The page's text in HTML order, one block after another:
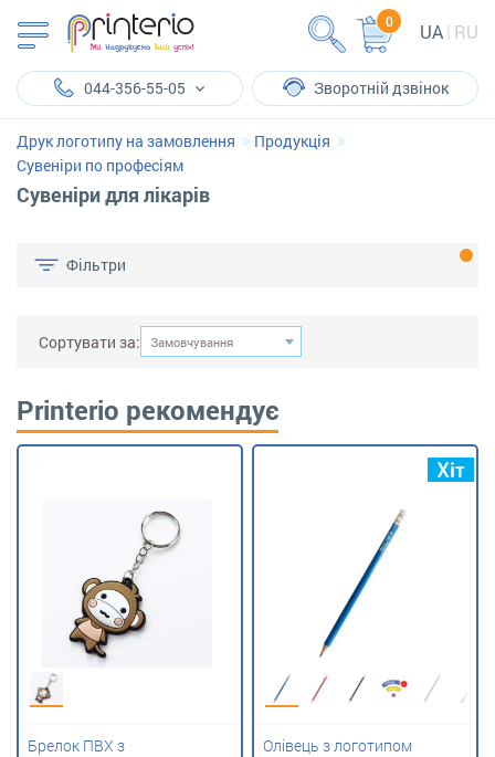
UA RU
0
044-356-55-05 Зворотній дзвінок
Сувеніри для лікарів
Друк логотипу на замовлення
Продукція
Сувеніри по професіям
Фільтри
Сортувати за: Замовчування
Printerio рекомендує
Брелок ПВХ з
Олівець з логотипом